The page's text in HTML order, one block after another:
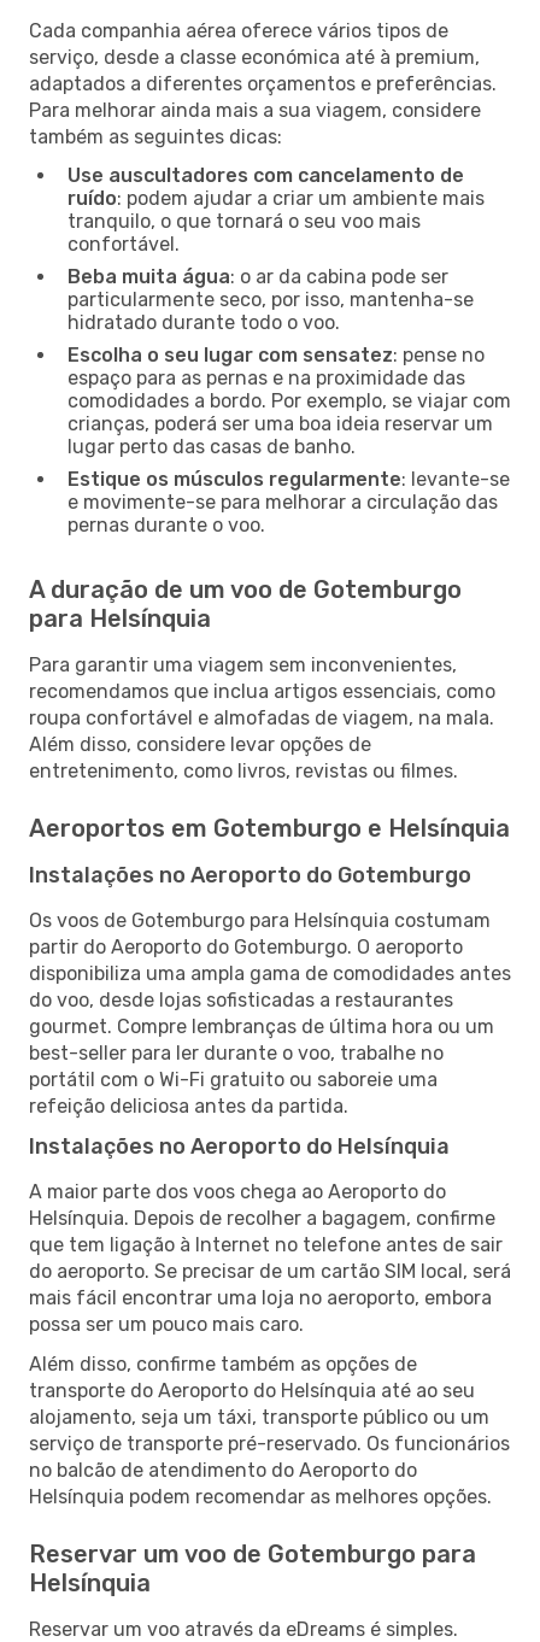
Cada companhia aérea oferece vários tipos de
serviço, desde a classe económica até à premium,
adaptados a diferentes orçamentos e preferências.
Para melhorar ainda mais a sua viagem, considere
também as seguintes dicas:
Use auscultadores com cancelamento de
ruído: podem ajudar a criar um ambiente mais
tranquilo, o que tornará o seu voo mais
confortável.
Beba muita água: o ar da cabina pode ser
particularmente seco, por isso, mantenha-se
hidratado durante todo o voo.
Escolha o seu lugar com sensatez: pense no
espaço para as pernas e na proximidade das
comodidades a bordo. Por exemplo, se viajar com
crianças, poderá ser uma boa ideia reservar um
lugar perto das casas de banho.
Estique os músculos regularmente: levante-se
e movimente-se para melhorar a circulação das
pernas durante o voo.
A duração de um voo de Gotemburgo
para Helsínquia
Para garantir uma viagem sem inconvenientes,
recomendamos que inclua artigos essenciais, como
roupa confortável e almofadas de viagem, na mala.
Além disso, considere levar opções de
entretenimento, como livros, revistas ou filmes.
Aeroportos em Gotemburgo e Helsínquia
Instalações no Aeroporto do Gotemburgo
Os voos de Gotemburgo para Helsínquia costumam
partir do Aeroporto do Gotemburgo. O aeroporto
disponibiliza uma ampla gama de comodidades antes
do voo, desde lojas sofisticadas a restaurantes
gourmet. Compre lembranças de última hora ou um
best-seller para ler durante o voo, trabalhe no
portátil com o Wi-Fi gratuito ou saboreie uma
refeição deliciosa antes da partida.
Instalações no Aeroporto do Helsínquia
A maior parte dos voos chega ao Aeroporto do
Helsínquia. Depois de recolher a bagagem, confirme
que tem ligação à Internet no telefone antes de sair
do aeroporto. Se precisar de um cartão SIM local, será
mais fácil encontrar uma loja no aeroporto, embora
possa ser um pouco mais caro.
Além disso, confirme também as opções de
transporte do Aeroporto do Helsínquia até ao seu
alojamento, seja um táxi, transporte público ou um
serviço de transporte pré-reservado. Os funcionários
no balcão de atendimento do Aeroporto do
Helsínquia podem recomendar as melhores opções.
Reservar um voo de Gotemburgo para
Helsínquia
Reservar um voo através da eDreams é simples.